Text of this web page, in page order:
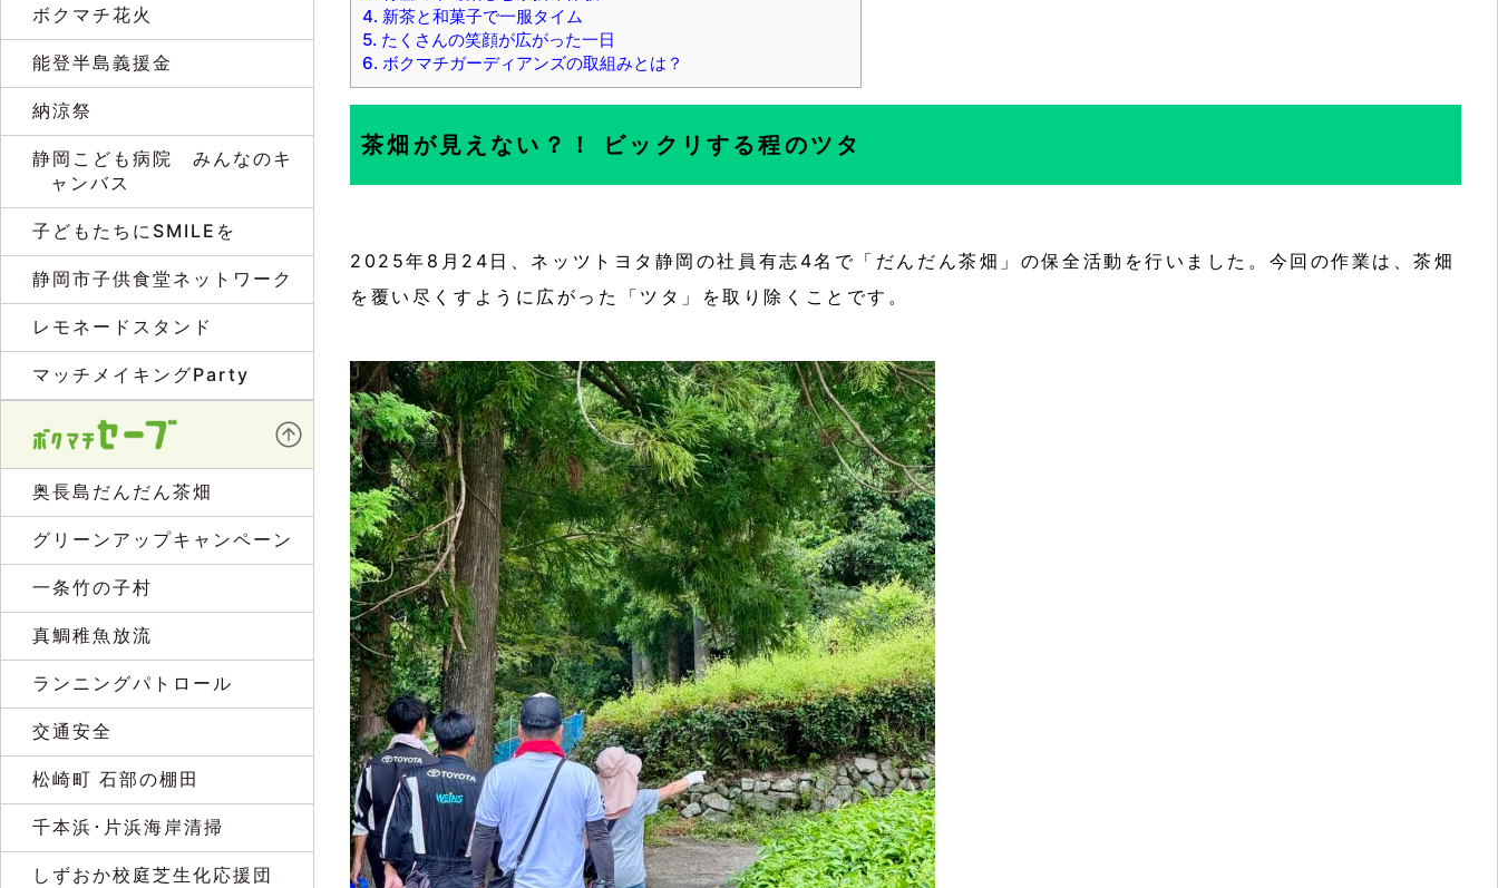
ボクマチ花火
能登半島義援金
納涼祭
静岡こども病院 みんなのキ
ャンバス
子どもたちにSMILEを
静岡市子供食堂ネットワーク
レモネードスタンド
マッチメイキングParty
奥長島だんだん茶畑
グリーンアップキャンペーン
一条竹の子村
真鯛稚魚放流
ランニングパトロール
交通安全
松崎町 石部の棚田
千本浜･片浜海岸清掃
しずおか校庭芝生化応援団
4. 新茶と和菓子で一服タイム
5. たくさんの笑顔が広がった一日
6. ボクマチガーディアンズの取組みとは？
茶畑が見えない？！ ビックリする程のツタ
2025年8月24日、ネッツトヨタ静岡の社員有志4名で「だんだん茶畑」の保全活動を行いました。今回の作業は、茶畑
を覆い尽くすように広がった「ツタ」を取り除くことです。